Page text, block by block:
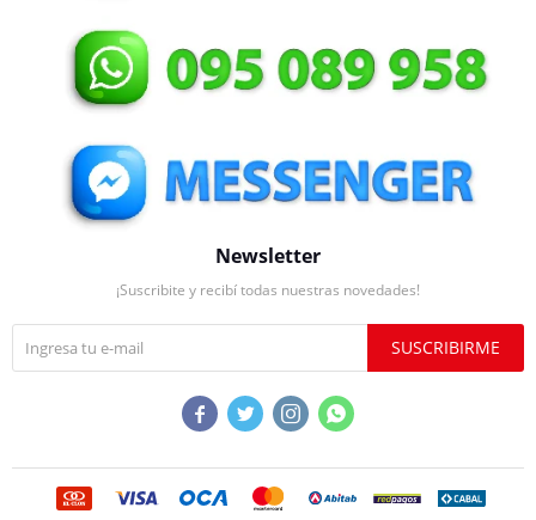
Newsletter
¡Suscribite y recibí todas nuestras novedades!
SUSCRIBIRME
   